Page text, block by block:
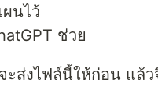
นไว้
ช่วย
ะส่งไฟล์นี้ให้ก่อน แล้